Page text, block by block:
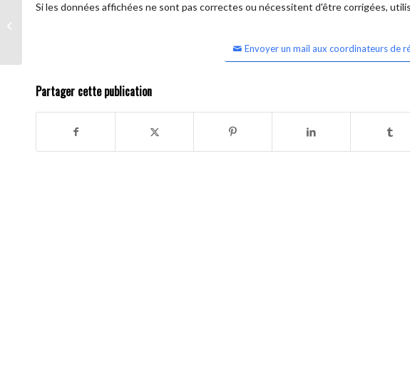
Si les données affichées ne sont pas correctes ou nécessitent d'être corrigées,
Envoyer un mail aux coordinateurs de
Partager cette publication